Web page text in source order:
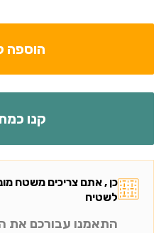
קנו
הוספה
כן , אתם צריכים משטח
לשטיח
התאמנו עבורכם את